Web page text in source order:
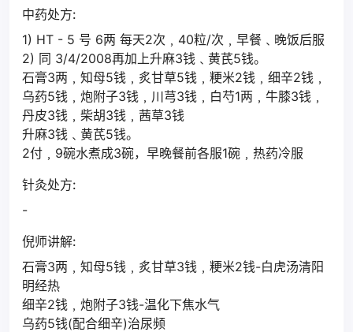
中药处方:
1) HT - 5 号 6两 每天2次﹐40粒/次﹐早餐﹑晚饭后服
2) 同 3/4/2008再加上升麻3钱﹑黄芪5钱。
石膏3两﹐知母5钱﹐炙甘草5钱﹐粳米2钱﹐细辛2钱﹐
乌药5钱﹐炮附子3钱﹐川芎3钱﹐白芍1两﹐牛膝3钱﹐
丹皮3钱﹐柴胡3钱﹐茜草3钱
升麻3钱﹑黄芪5钱。
2付﹐9碗水煮成3碗，早晚餐前各服1碗﹐热药冷服
针灸处方:
-
倪师讲解:
石膏3两﹐知母5钱﹐炙甘草3钱﹐粳米2钱-白虎汤清阳
明经热
细辛2钱﹐炮附子3钱-温化下焦水气
乌药5钱(配合细辛)治尿频